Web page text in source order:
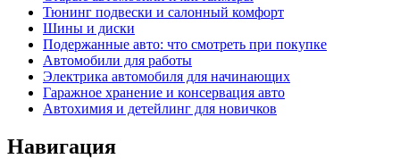
Тюнинг подвески и салонный комфорт
Шины и диски
Подержанные авто: что смотреть при покупке
Автомобили для работы
Электрика автомобиля для начинающих
Гаражное хранение и консервация авто
Автохимия и детейлинг для новичков
Навигация